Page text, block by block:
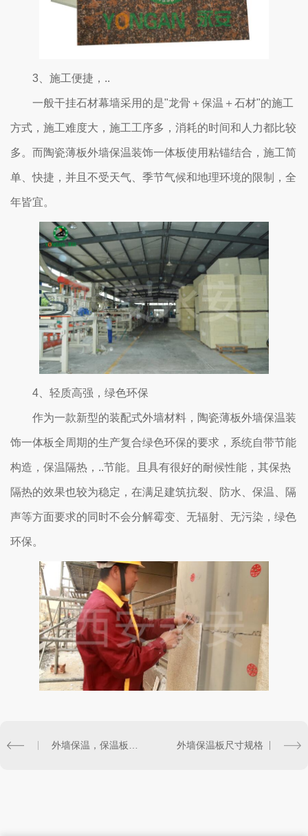
3、施工便捷，..
一般干挂石材幕墙采用的是"龙骨＋保温＋石材"的施工
方式，施工难度大，施工工序多，消耗的时间和人力都比较
多。而陶瓷薄板外墙保温装饰一体板使用粘锚结合，施工简
单、快捷，并且不受天气、季节气候和地理环境的限制，全
年皆宜。
4、轻质高强，绿色环保
作为一款新型的装配式外墙材料，陶瓷薄板外墙保温装
饰一体板全周期的生产复合绿色环保的要求，系统自带节能
构造，保温隔热，..节能。且具有很好的耐候性能，其保热
隔热的效果也较为稳定，在满足建筑抗裂、防水、保温、隔
声等方面要求的同时不会分解霉变、无辐射、无污染，绿色
环保。
外墙保温，保温板应该用多厚的呀 外墙保温板尺寸规格